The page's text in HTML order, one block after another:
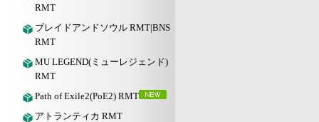
RMT
ブレイドアンドソウル RMT|BNS
RMT
MU LEGEND(ミューレジェンド)
RMT
Path of Exile2(PoE2) RMT
アトランティカ RMT